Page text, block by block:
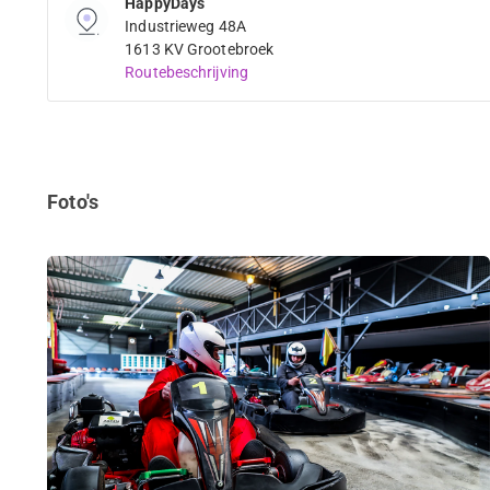
Industrieweg 48A
1613 KV Grootebroek
Routebeschrijving
Foto's